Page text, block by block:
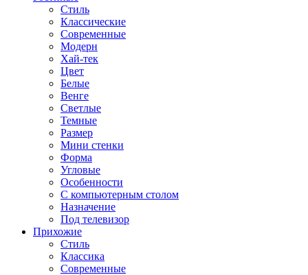
Стиль
Классические
Современные
Модерн
Хай-тек
Цвет
Белые
Венге
Светлые
Темные
Размер
Мини стенки
Форма
Угловые
Особенности
С компьютерным столом
Назначение
Под телевизор
Прихожие
Стиль
Классика
Современные